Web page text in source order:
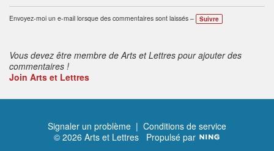
Envoyez-moi un e-mail lorsque des commentaires sont laissés – Suivre
Vous devez être membre de Arts et Lettres pour ajouter des
commentaires !
Join Arts et Lettres
Signaler un problème | Conditions de service
© 2026 Arts et Lettres Propulsé par